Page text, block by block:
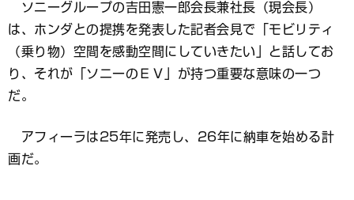
ソニーグループの吉田憲一郎会長兼社長（現会長）
は、ホンダとの提携を発表した記者会見で「モビリティ
（乗り物）空間を感動空間にしていきたい」と話してお
り、それが「ソニーのＥＶ」が持つ重要な意味の一つ
だ。
アフィーラは25年に発売し、26年に納車を始める計
画だ。